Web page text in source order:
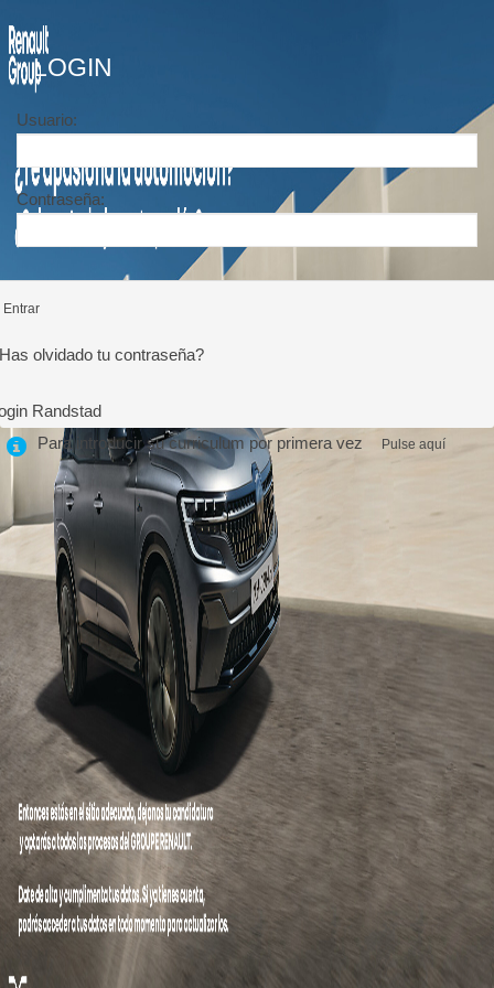
LOGIN
Usuario:
Contraseña:
Entrar
olvidado tu contraseña?
Randstad
Para introducir su curriculum por primera vez
Pulse aquí